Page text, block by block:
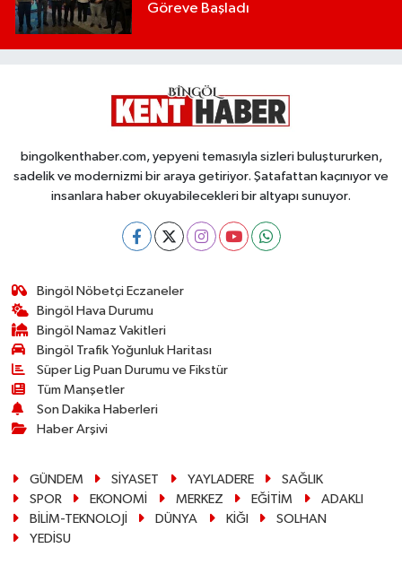
Göreve Başladı
bingolkenthaber.com, yepyeni temasıyla sizleri buluştururken,
sadelik ve modernizmi bir araya getiriyor. Şatafattan kaçınıyor ve
insanlara haber okuyabilecekleri bir altyapı sunuyor.
Bingöl Nöbetçi Eczaneler
Bingöl Hava Durumu
Bingöl Namaz Vakitleri
Bingöl Trafik Yoğunluk Haritası
Süper Lig Puan Durumu ve Fikstür
Tüm Manşetler
Son Dakika Haberleri
Haber Arşivi
GÜNDEM SİYASET YAYLADERE
SAĞLIK
SPOR
EKONOMİ MERKEZ EĞİTİM
ADAKLI
BİLİM-TEKNOLOJİ
DÜNYA KİĞI
SOLHAN
YEDİSU